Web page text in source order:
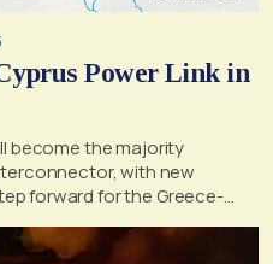
Power Link in
become the majority
with new
forward for the Greece-